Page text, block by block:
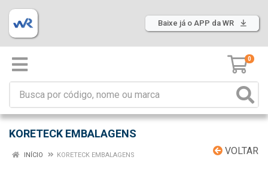
Baixe já o APP da WR
0
KORETECK EMBALAGENS
VOLTAR
INÍCIO KORETECK EMBALAGENS